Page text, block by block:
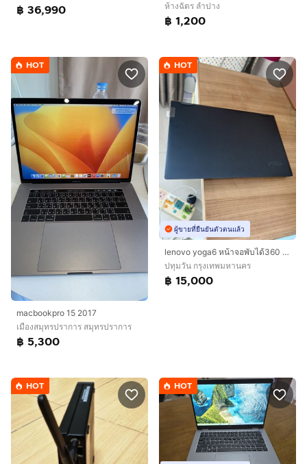
฿ 36,990 ห้างฉัตร ลำปาง
฿ 1,200
HOT
macbookpro 15 2017
เมืองสมุทรปราการ สมุทรปราการ
฿ 5,300
HOT
ผู้ขายที่ยืนยันตัวตนแล้ว
lenovo yoga6 หน้าจอพับได้360 ใช้งานน้อยมากก
ปทุมวัน กรุงเทพมหานคร
฿ 15,000
HOT HOT